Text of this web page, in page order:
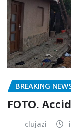
BREAKING
FOTO.
clujazi